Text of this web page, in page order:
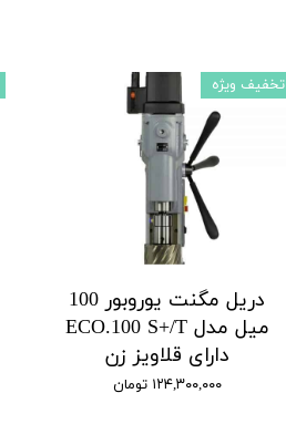
دریل مگنت یوروبور 100
میل مدل ECO.100 S+/T
دارای قلاویز زن
۱۲۴,۳۰۰,۰۰۰ تومان
تخفیف ویژه